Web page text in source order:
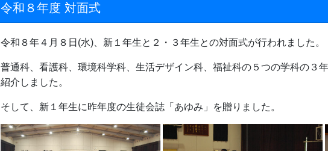
令和８年度 対面式
令和８年４月８日(水)、新１年生と２・３年生との対面式が行われました。
普通科、看護科、環境科学科、生活デザイン科、福祉科の５つの学科の３
紹介しました。
そして、新１年生に昨年度の生徒会誌「あゆみ」を贈りました。